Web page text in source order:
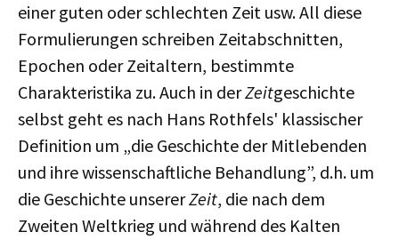
einer guten oder schlechten Zeit usw. All diese
Formulierungen schreiben Zeitabschnitten,
Epochen oder Zeitaltern, bestimmte
Charakteristika zu. Auch in derZeitgeschichte
selbst geht es nach Hans Rothfels' klassischer
Definition um „die Geschichte der Mitlebenden
und ihre wissenschaftliche Behandlung”, d.h. um
die Geschichte unsererZeit, die nach dem
Zweiten Weltkrieg und während des Kalten